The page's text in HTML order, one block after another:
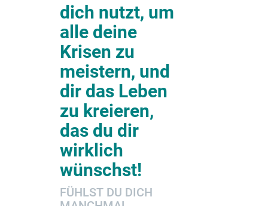
dich nutzt, um
alle deine
Krisen zu
meistern, und
dir das Leben
zu kreieren,
das du dir
wirklich
wünschst!
FÜHLST DU DICH